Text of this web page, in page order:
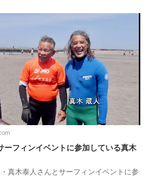
ーフィンイベントに参加している真木
真木泰人さんとサーフィンイベントに参